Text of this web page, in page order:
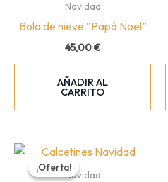
Navidad
Bola de nieve “Papá Noel”
45,00€
AÑADIR AL
CARRITO
¡Oferta!
¡Oferta!
Navidad